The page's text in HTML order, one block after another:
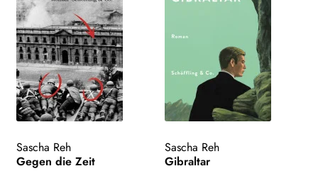
Sascha Reh
Gegen die Zeit
Sascha Reh
Gibraltar